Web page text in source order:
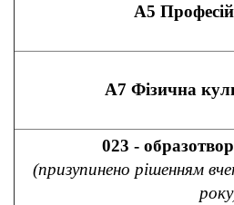
А5
А7 Фізична
023 -
(призупинено рішенням